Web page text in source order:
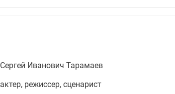
Сергей Иванович Тарамаев
актер, режиссер, сценарист